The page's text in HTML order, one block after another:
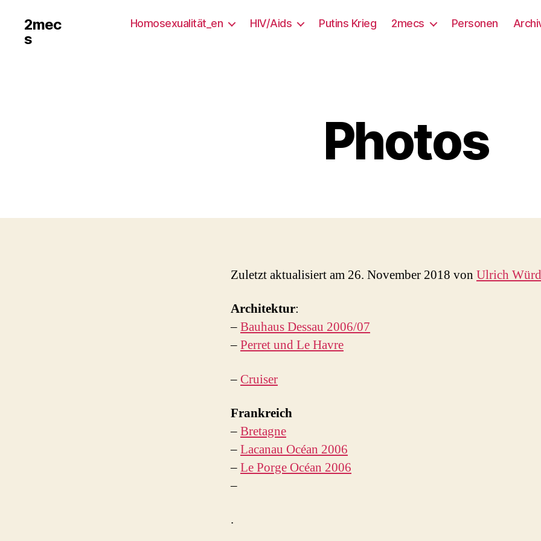
2mec
s
Homosexualität_en HIV/Aids Putins Krieg 2mecs Personen
Photos
Zuletzt aktualisiert am 26. November 2018 von Ulrich
Architektur:
–Bauhaus Dessau 2006/07
–Perret und Le Havre
– Cruiser
Frankreich
–Bretagne
–Lacanau Océan 2006
–Le Porge Océan 2006
–
.